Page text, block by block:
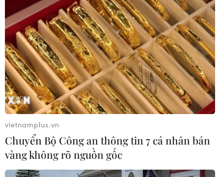
TIN LIÊN QUAN
vietnamplus.vn
Chuyển Bộ Công an thông tin 7 cá nhân bán
vàng không rõ nguồn gốc